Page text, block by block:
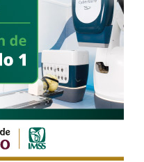
a conocer con mayor
de las obras y los
para su ejecución.
Vialidades Potosinas